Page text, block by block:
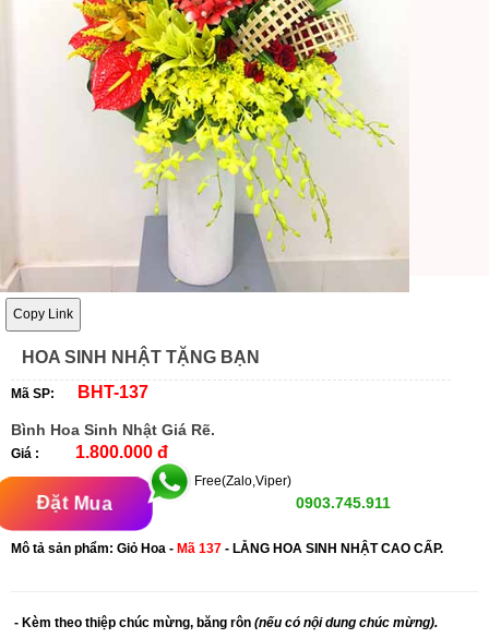
Copy Link
HOA SINH NHẬT TẶNG BẠN
Mã SP: BHT-137
Bình Hoa Sinh Nhật Giá Rẽ.
Giá : 1.800.000 đ
Đặt Mua
Free(Zalo,Viper)
0903.745.911
Mô tả sản phẩm: Giỏ Hoa - Mã 137 - LẴNG HOA SINH NHẬT CAO CẤP.
- Kèm theo thiệp chúc mừng, băng rôn (nếu có nội dung chúc mừng).